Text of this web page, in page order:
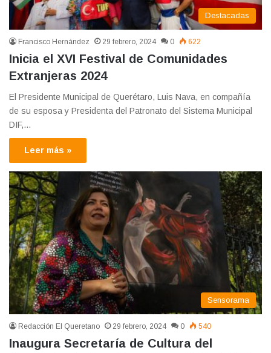
Destacadas
Francisco Hernández 29 febrero, 2024 0 622
Inicia el XVI Festival de Comunidades
Extranjeras 2024
El Presidente Municipal de Querétaro, Luis Nava, en compañía
de su esposa y Presidenta del Patronato del Sistema Municipal
DIF,…
Leer más »
Sensorama
Redacción El Queretano 29 febrero, 2024 0 540
Inaugura Secretaría de Cultura del